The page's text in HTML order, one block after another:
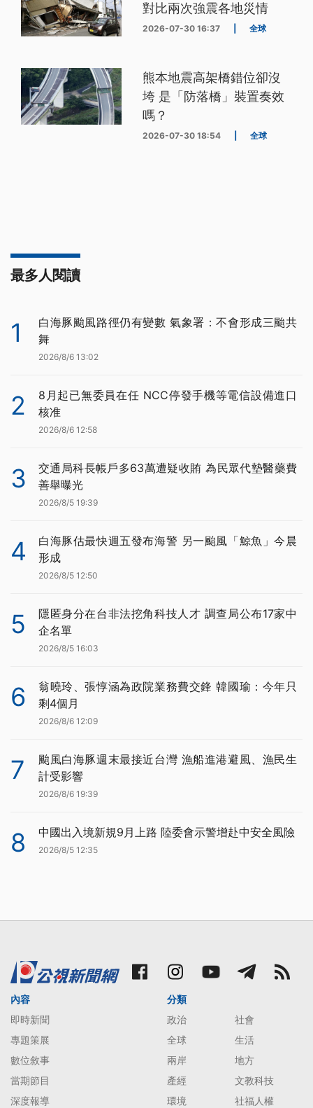
對比兩次強震各地災情
2026-07-30 16:37 全球
熊本地震高架橋錯位卻沒
垮 是「防落橋」裝置奏效
嗎？
2026-07-30 18:54 全球
最多人閱讀
1
白海豚颱風路徑仍有變數 氣象署：不會形成三颱共
舞
2026/8/6 13:02
2
8月起已無委員在任 NCC停發手機等電信設備進口
核准
2026/8/6 12:58
3
交通局科長帳戶多63萬遭疑收賄 為民眾代墊醫藥費
善舉曝光
2026/8/5 19:39
4
白海豚估最快週五發布海警 另一颱風「鯨魚」今晨
形成
2026/8/5 12:50
5
隱匿身分在台非法挖角科技人才 調查局公布17家中
企名單
2026/8/5 16:03
6
翁曉玲、張惇涵為政院業務費交鋒 韓國瑜：今年只
剩4個月
2026/8/6 12:09
7
颱風白海豚週末最接近台灣 漁船進港避風、漁民生
計受影響
2026/8/6 19:39
8 中國出入境新規9月上路 陸委會示警增赴中安全風險
2026/8/5 12:35
內容
即時新聞
專題策展
數位敘事
當期節目
深度報導
分類
政治
社會
全球
生活
兩岸
地方
產經
文教科技
環境
社福人權